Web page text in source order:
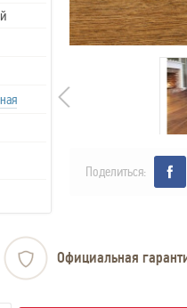
Поделиться:
Официальная